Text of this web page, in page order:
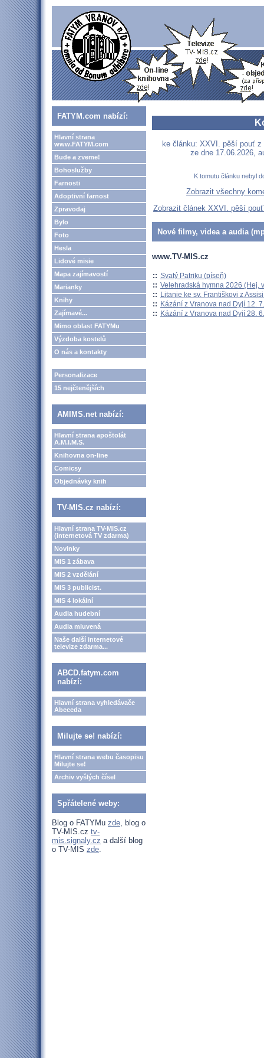
FATYM.com nabízí:
Hlavní strana
www.FATYM.com
Bude a zveme!
Bohoslužby
Farnosti
Adoptivní farnost
Zpravodaj
Bylo
Foto
Hesla
Lidové misie
Mapa zajímavostí
Marianky
Knihy
Zajímavé...
Mimo oblast FATYMu
Výzdoba kostelů
O nás a kontakty
Personalizace
15 nejčtenějších
AMIMS.net nabízí:
Hlavní strana apoštolát
A.M.I.M.S.
Knihovna on-line
Comicsy
Objednávky knih
TV-MIS.cz nabízí:
Hlavní strana TV-MIS.cz
(internetová TV zdarma)
Novinky
MIS 1 zábava
MIS 2 vzdělání
MIS 3 publicist.
MIS 4 lokální
Audia hudební
Audia mluvená
Naše další internetové
televize zdarma...
ABCD.fatym.com
nabízí:
Hlavní strana vyhledávače
Abeceda
Milujte se! nabízí:
Hlavní strana webu časopisu
Milujte se!
Archiv vyšlých čísel
Spřátelené weby:
Blog o FATYMu zde, blog o
TV-MIS.cz tv-
mis.signaly.cz a další blog
o TV-MIS zde.
ke článku: XXVI. pěší pouť z
ze dne 17.06.2026,
K tomutu článku nebyl
Zobrazit všechny
Zobrazit článek XXVI. pěší
Nové filmy, videa a audia
www.TV-MIS.cz
:: Svatý Patriku (píseň)
:: Velehradská hymna 2026 (Hej,
:: Litanie ke sv. Františkovi z
:: Kázání z Vranova nad Dyjí 12.
:: Kázání z Vranova nad Dyjí 28.